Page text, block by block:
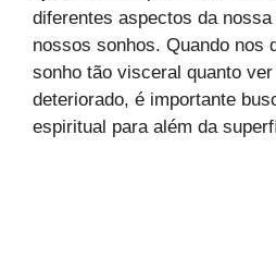
diferentes aspectos da
nossos sonhos. Quando nos
sonho tão visceral quanto
deteriorado, é importante
espiritual para além da